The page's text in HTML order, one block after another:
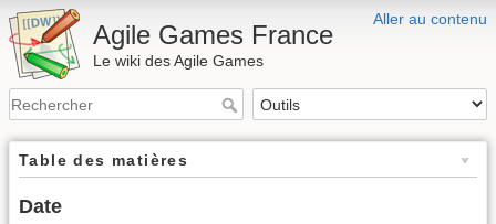
Aller au contenu
Agile Games France
Le wiki des Agile Games
Table des matières
Date